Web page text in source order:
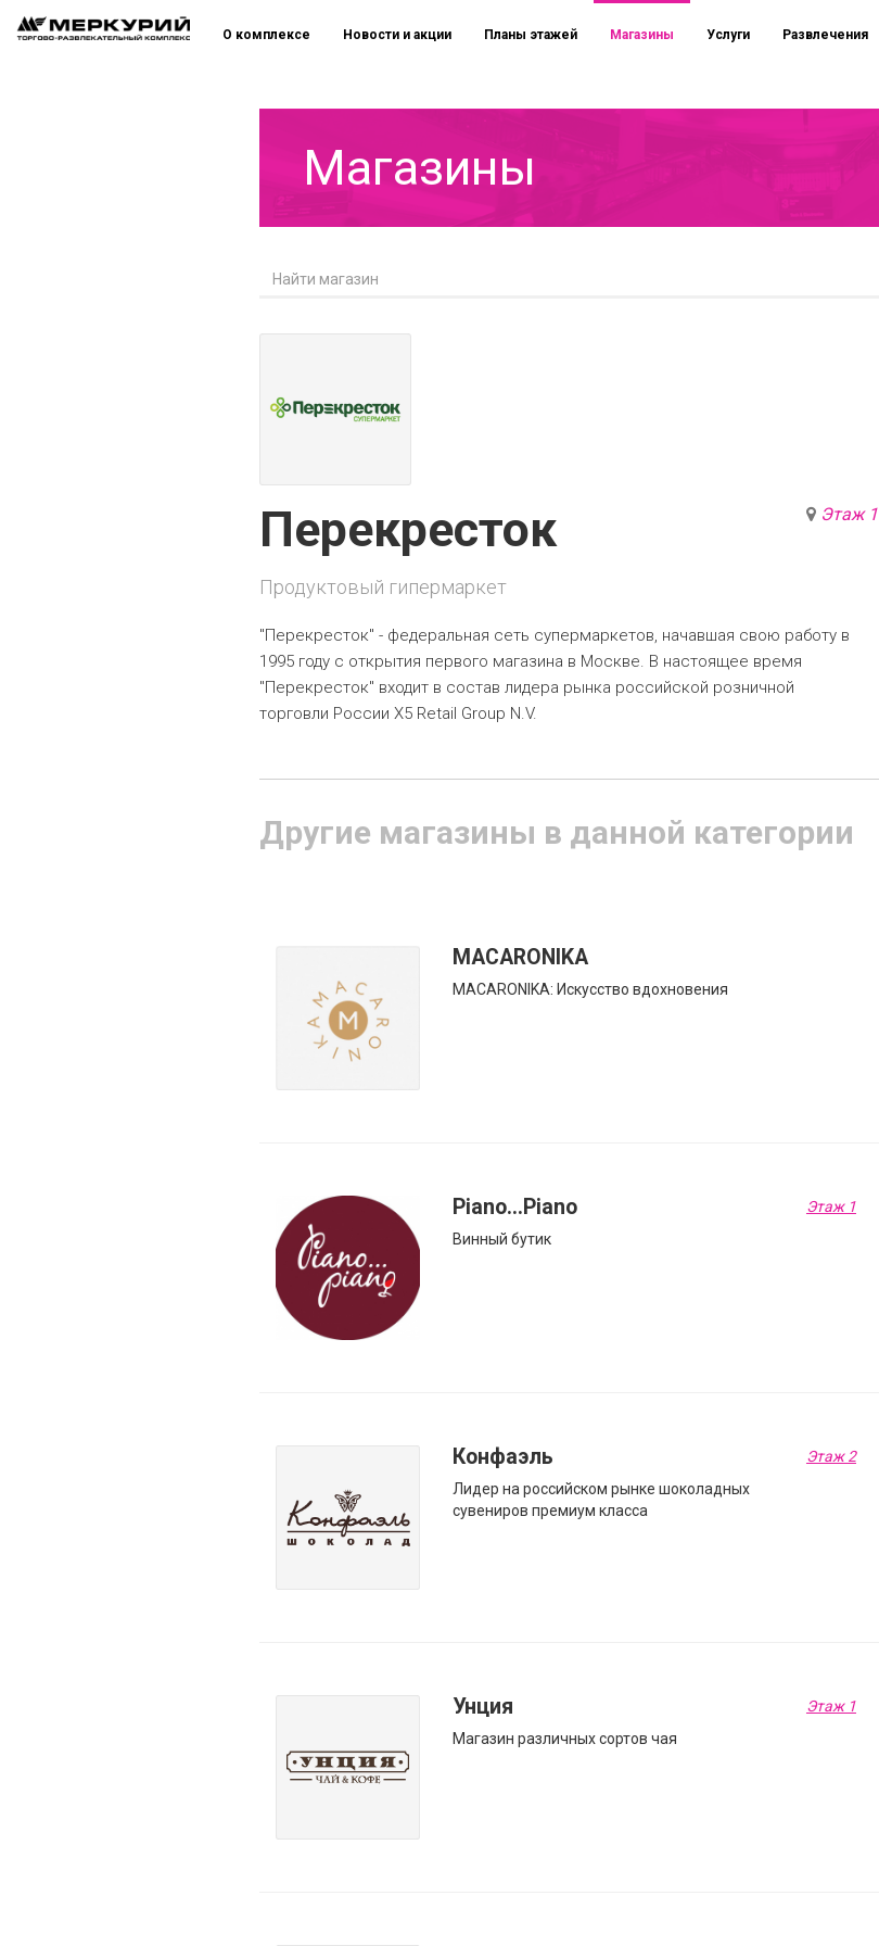
О комплексе Новости и акции Планы этажей Магазины Услуги Развлечения
Магазины
Перекресток
Продуктовый гипермаркет
Этаж 1
"Перекресток" - федеральная сеть супермаркетов, начавшая свою работу в
1995 году с открытия первого магазина в Москве. В настоящее время
"Перекресток" входит в состав лидера рынка российской розничной
торговли России Х5 Retail Group N.V.
Другие магазины в данной категории
MACARONIKA
MACARONIKA: Искусство вдохновения
Piano...Piano
Винный бутик
Этаж 1
Конфаэль
Лидер на российском рынке шоколадных
сувениров премиум класса
Этаж 2
Унция
Магазин различных сортов чая
Этаж 1